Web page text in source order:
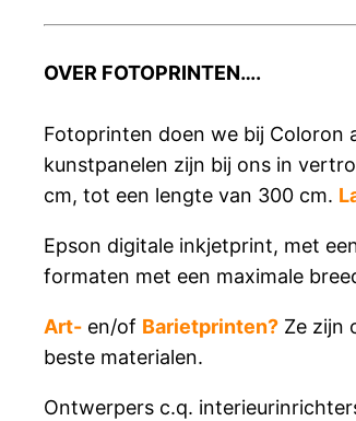
OVER FOTOPRINTEN….
Fotoprinten doen we bij Coloron
kunstpanelen zijn bij ons in
cm, tot een lengte van 300 cm.
Epson digitale inkjetprint, met
formaten met een maximale
Art- en/of Barietprinten? Ze zijn
beste materialen.
Ontwerpers c.q.